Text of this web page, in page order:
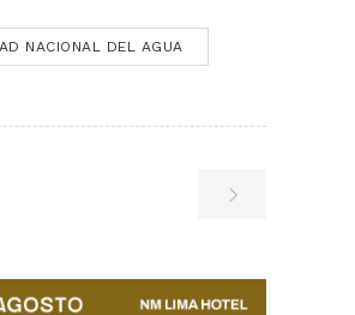
NACIONAL DEL AGUA